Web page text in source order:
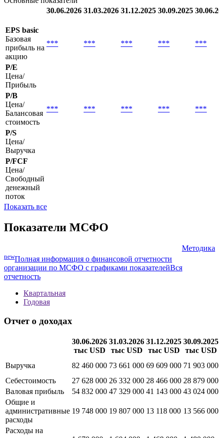
30.06.2026 31.03.2026 31.12.2025 30.09.2025
EPS basic
Базовая
прибыль на
акцию
*** *** *** *** ***
P/E
Цена/
Прибыль
P/B
Цена/
Балансовая
стоимость
*** *** *** *** ***
P/S
Цена/
Выручка
P/FCF
Цена/
Свободный
денежный
поток
Показать все
Показатели МСФО
Методика
newПолная информация о финансовой отчетности
организации по МСФО с графиками показателейВся
отчетность
Квартальная
Годовая
Отчет о доходах
30.06.2026
тыс USD
31.03.2026
тыс USD
31.12.2025
тыс USD
30.09.2025
тыс USD
Выручка
82 460 000 73 661 000 69 609 000 71 903 000
Себестоимость
27 628 000 26 332 000 28 466 000 28 879 000
Валовая прибыль
54 832 000 47 329 000 41 143 000 43 024 000
Общие и
административные
расходы
19 748 000 19 807 000 13 118 000 13 566 000
Расходы на